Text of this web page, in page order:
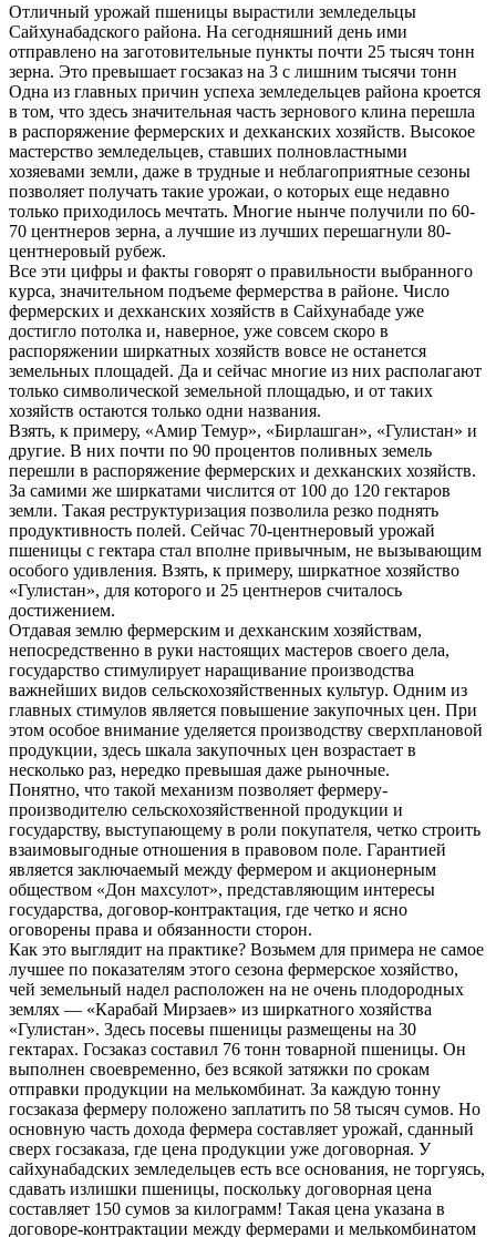
Отличный урожай пшеницы вырастили земледельцы
Сайхунабадского района. На сегодняшний день ими
отправлено на заготовительные пункты почти 25 тысяч тонн
зерна. Это превышает госзаказ на 3 с лишним тысячи тонн
Одна из главных причин успеха земледельцев района кроется
в том, что здесь значительная часть зернового клина перешла
в распоряжение фермерских и дехканских хозяйств. Высокое
мастерство земледельцев, ставших полновластными
хозяевами земли, даже в трудные и неблагоприятные сезоны
позволяет получать такие урожаи, о которых еще недавно
только приходилось мечтать. Многие нынче получили по 60-
70 центнеров зерна, а лучшие из лучших перешагнули 80-
центнеровый рубеж.
Все эти цифры и факты говорят о правильности выбранного
курса, значительном подъеме фермерства в районе. Число
фермерских и дехканских хозяйств в Сайхунабаде уже
достигло потолка и, наверное, уже совсем скоро в
распоряжении ширкатных хозяйств вовсе не останется
земельных площадей. Да и сейчас многие из них располагают
только символической земельной площадью, и от таких
хозяйств остаются только одни названия.
Взять, к примеру, «Амир Темур», «Бирлашган», «Гулистан» и
другие. В них почти по 90 процентов поливных земель
перешли в распоряжение фермерских и дехканских хозяйств.
За самими же ширкатами числится от 100 до 120 гектаров
земли. Такая реструктуризация позволила резко поднять
продуктивность полей. Сейчас 70-центнеровый урожай
пшеницы с гектара стал вполне привычным, не вызывающим
особого удивления. Взять, к примеру, ширкатное хозяйство
«Гулистан», для которого и 25 центнеров считалось
достижением.
Отдавая землю фермерским и дехканским хозяйствам,
непосредственно в руки настоящих мастеров своего дела,
государство стимулирует наращивание производства
важнейших видов сельскохозяйственных культур. Одним из
главных стимулов является повышение закупочных цен. При
этом особое внимание уделяется производству сверхплановой
продукции, здесь шкала закупочных цен возрастает в
несколько раз, нередко превышая даже рыночные.
Понятно, что такой механизм позволяет фермеру-
производителю сельскохозяйственной продукции и
государству, выступающему в роли покупателя, четко строить
взаимовыгодные отношения в правовом поле. Гарантией
является заключаемый между фермером и акционерным
обществом «Дон махсулот», представляющим интересы
государства, договор-контрактация, где четко и ясно
оговорены права и обязанности сторон.
Как это выглядит на практике? Возьмем для примера не самое
лучшее по показателям этого сезона фермерское хозяйство,
чей земельный надел расположен на не очень плодородных
землях — «Карабай Мирзаев» из ширкатного хозяйства
«Гулистан». Здесь посевы пшеницы размещены на 30
гектарах. Госзаказ составил 76 тонн товарной пшеницы. Он
выполнен своевременно, без всякой затяжки по срокам
отправки продукции на мелькомбинат. За каждую тонну
госзаказа фермеру положено заплатить по 58 тысяч сумов. Но
основную часть дохода фермера составляет урожай, сданный
сверх госзаказа, где цена продукции уже договорная. У
сайхунабадских земледельцев есть все основания, не торгуясь,
сдавать излишки пшеницы, поскольку договорная цена
составляет 150 сумов за килограмм! Такая цена указана в
договоре-контрактации между фермерами и мелькомбинатом